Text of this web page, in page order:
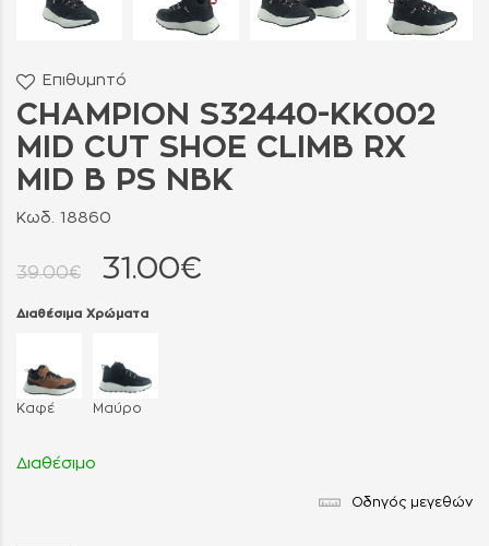
Επιθυμητό
CHAMPION S32440-KK002
MID CUT SHOE CLIMB RX
MID B PS NBK
Κωδ. 18860
39.00€ 31.00€
Διαθέσιμα Χρώματα
Καφέ Μαύρο
Διαθέσιμο
Οδηγός μεγεθών